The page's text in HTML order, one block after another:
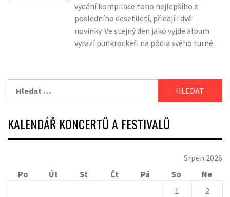
vydání kompilace toho nejlepšího z
posledního desetiletí, přidají i dvě
novinky. Ve stejný den jako vyjde album
vyrazí punkrockeři na pódia svého turné.
KALENDÁŘ KONCERTŮ A FESTIVALŮ
Srpen 2026
Po
Út St Čt Pá So
Ne
1
2